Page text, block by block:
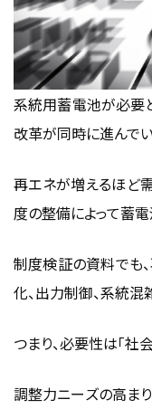
系統用蓄電池が必要
改革が同時に進んでい
再エネが増えるほど
度の整備によって蓄
制度検証の資料でも
化、出力制御、系統混
つまり、必要性は「社
調整力ニーズの高ま